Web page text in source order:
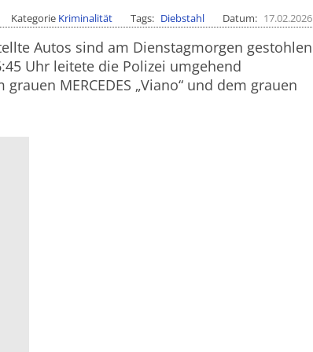
Kategorie Kriminalität Tags Diebstahl Datum 17.02.2026
Autos sind am Dienstagmorgen gestohlen
Uhr leitete die Polizei umgehend
MERCEDES „Viano“ und dem grauen